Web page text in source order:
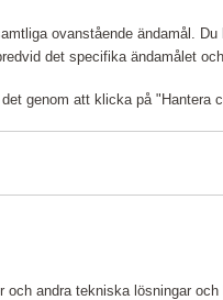
ovanstående ändamål.
det specifika ändamålet
genom att klicka på "Hantera
andra tekniska lösningar